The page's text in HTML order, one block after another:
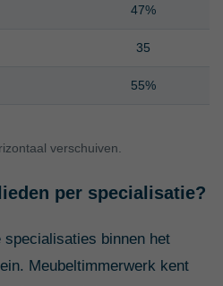
47%
35
55%
verschuiven.
per specialisatie?
binnen het
Meubeltimmerwerk kent